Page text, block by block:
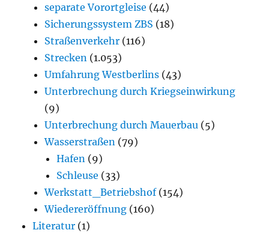
separate Vorortgleise (44)
Sicherungssystem ZBS (18)
Straßenverkehr (116)
Strecken (1.053)
Umfahrung Westberlins (43)
Unterbrechung durch Kriegseinwirkung
(9)
Unterbrechung durch Mauerbau (5)
Wasserstraßen (79)
Hafen (9)
Schleuse (33)
Werkstatt_Betriebshof(154)
Wiedereröffnung (160)
Literatur (1)